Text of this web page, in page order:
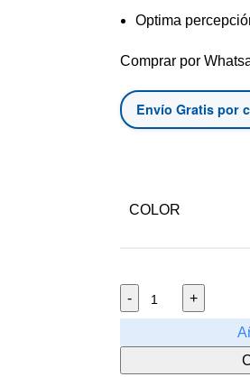
Optima
Comprar por
Envío Gratis por
COLOR
OIS